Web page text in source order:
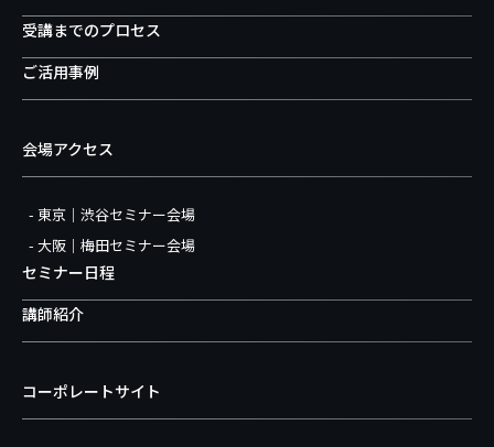
受講までのプロセス
ご活用事例
会場アクセス
東京｜渋谷セミナー会場
大阪｜梅田セミナー会場
セミナー日程
講師紹介
コーポレートサイト